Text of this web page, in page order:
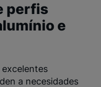
perfis
e
a necesidades